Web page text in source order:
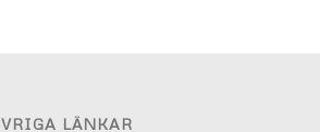
LÄNKAR